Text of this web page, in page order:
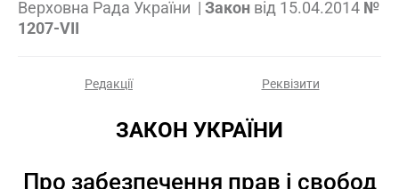
Верховна Рада України | Закон від 15.04.2014 №
1207-VII
Редакції Реквізити
ЗАКОН УКРАЇНИ
Про забезпечення прав і свобод